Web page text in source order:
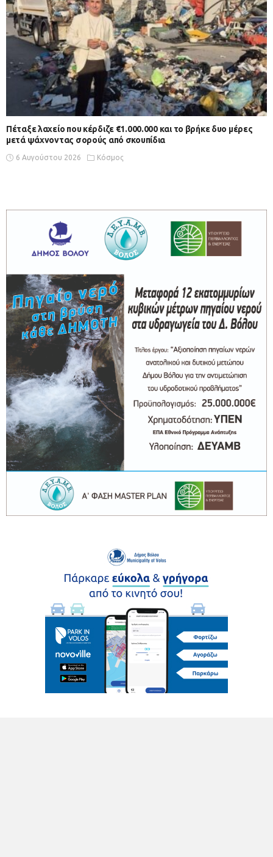
Πέταξε λαχείο που κέρδιζε €1.000.000 και το βρήκε δυο μέρες
μετά ψάχνοντας σορούς από σκουπίδια
6 Αυγούστου 2026 Κόσμος